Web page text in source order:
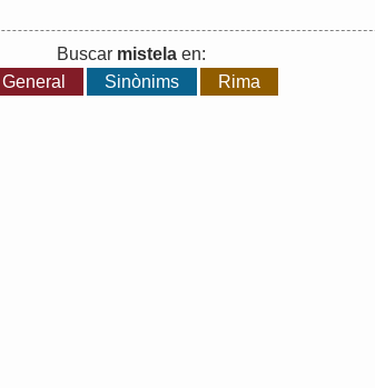
Buscar mistela en:
General
Sinònims Rima